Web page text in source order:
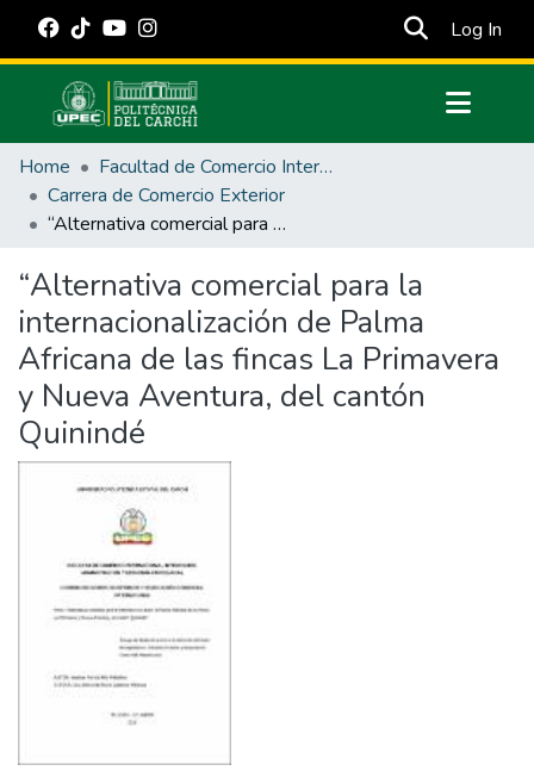
Log In
Communities & Collections
All of DSpace
Statistics
Estadísticas Externas
Manuales
Home
Facultad de Comercio Internacional, Integración, Administración y Economía Empresarial
Carrera de Comercio Exterior
“Alternativa comercial para la internacionalización de Palma Africana de las fincas La Primavera y Nueva Aventura, del cantón Quinindé
“Alternativa comercial para la
internacionalización de Palma
Africana de las fincas La Primavera
y Nueva Aventura, del cantón
Quinindé